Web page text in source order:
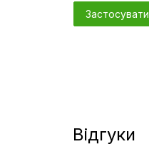
Застосувати
Відгуки